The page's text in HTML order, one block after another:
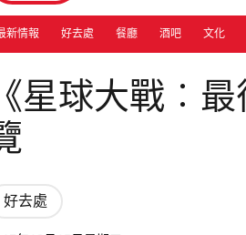
新情報 好去處 餐廳 酒吧 文化
《星球大戰︰
好去處